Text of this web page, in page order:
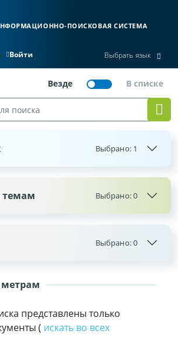
ПОИСКОВАЯ СИСТЕМА
Войти Выбрать язык
представлены только
( искать во всех
Выбрано: 1
темам Выбрано:0
Выбрано:0